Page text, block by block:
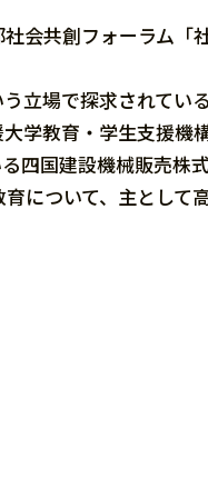
会共創フォーラム「
立場で探求されてい
学教育・学生支援機
四国建設機械販売株
について、主として